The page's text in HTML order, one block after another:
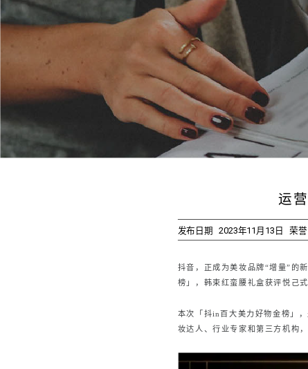
运
发布日期 2023年11月13日 荣誉
抖音，正成为美妆品牌“增量”的
榜」，韩束红蛮腰礼盒获评悦己
本次「抖in百大美力好物金榜」
妆达人、行业专家和第三方机构